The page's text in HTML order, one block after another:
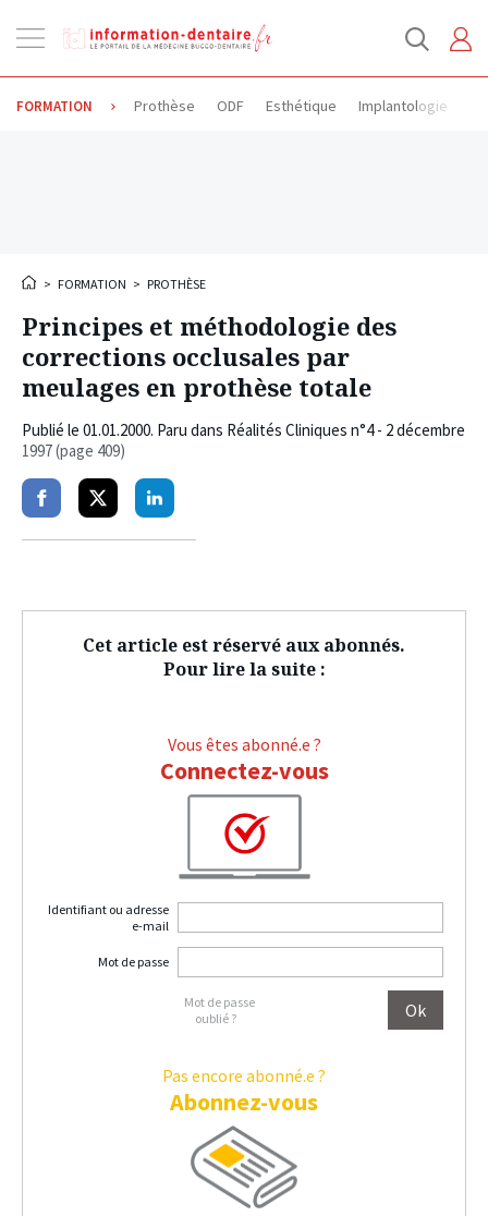
la
FORMATION Prothèse ODF Esthétique Implantologie
> FORMATION > PROTHÈSE
Principes et méthodologie des
corrections occlusales par
meulages en prothèse totale
Publié le 01.01.2000. Paru dans Réalités Cliniques n°4 - 2 décembre
1997 (page 409)
PartagerPartagerPartager
Cet article est réservé aux abonnés.
Pour lire la suite :
Vous êtes abonné.e ?
Connectez-vous
Identifiant ou adresse
e-mail
Mot de passe
Mot de passe
oublié ?
Pas encore abonné.e ?
Abonnez-vous